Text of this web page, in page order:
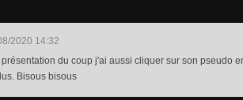
2020 14:32
du coup j'ai aussi cliquer sur son pseudo
Bisous bisous